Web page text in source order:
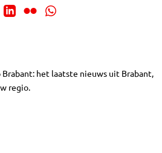
Brabant: het laatste nieuws uit Brabant,
regio.